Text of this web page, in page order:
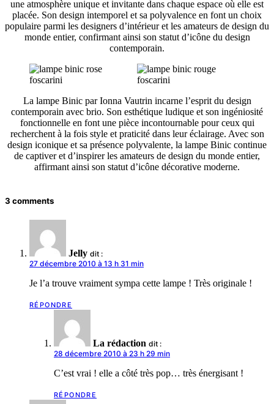
une atmosphère unique et invitante dans chaque espace où elle est
placée. Son design intemporel et sa polyvalence en font un choix
populaire parmi les designers d’intérieur et les amateurs de design du
monde entier, confirmant ainsi son statut d’icône du design
contemporain.
La lampe Binic par Ionna Vautrin incarne l’esprit du design
contemporain avec brio. Son esthétique ludique et son ingéniosité
fonctionnelle en font une pièce incontournable pour ceux qui
recherchent à la fois style et praticité dans leur éclairage. Avec son
design iconique et sa présence polyvalente, la lampe Binic continue
de captiver et d’inspirer les amateurs de design du monde entier,
affirmant ainsi son statut d’icône décorative moderne.
3 comments
Jelly dit :
27 décembre 2010 à 13 h 31 min
Je l’a trouve vraiment sympa cette lampe ! Très originale !
RÉPONDRE
La rédaction dit :
28 décembre 2010 à 23 h 29 min
C’est vrai ! elle a côté très pop… très énergisant !
RÉPONDRE